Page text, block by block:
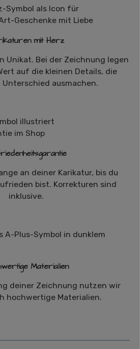
mit Herz
Unikat. Bei der Zeichnung legen
auf die kleinen Details, die
ausmachen.
an deiner Karikatur, bis du
bist. Korrekturen sind
inklusive.
Materialien
deiner Zeichnung nutzen wir
hochwertige Materialien.